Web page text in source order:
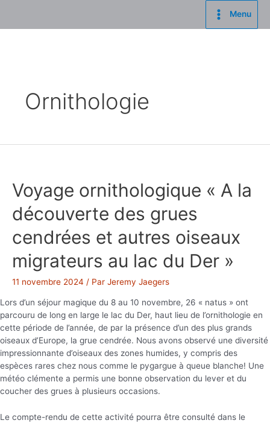
contenu
Main
Menu
Ornithologie
Voyage ornithologique « A la
découverte des grues
cendrées et autres oiseaux
migrateurs au lac du Der »
11 novembre 2024 / Par Jeremy Jaegers
Lors d’un séjour magique du 8 au 10 novembre, 26 « natus » ont
parcouru de long en large le lac du Der, haut lieu de l’ornithologie en
cette période de l’année, de par la présence d’un des plus grands
oiseaux d’Europe, la grue cendrée. Nous avons observé une diversité
impressionnante d’oiseaux des zones humides, y compris des
espèces rares chez nous comme le pygargue à queue blanche! Une
météo clémente a permis une bonne observation du lever et du
coucher des grues à plusieurs occasions.
Le compte-rendu de cette activité pourra être consulté dans le